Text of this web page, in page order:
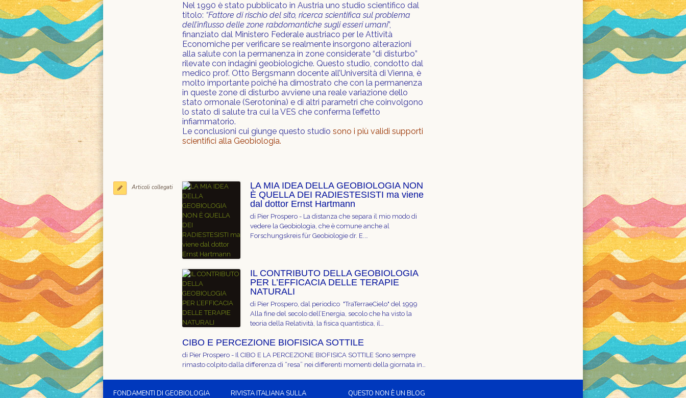
Nel 1990 è stato pubblicato in Austria uno studio scientifico dal
titolo: “Fattore di rischio del sito, ricerca scientifica sul problema
dell’influsso delle zone rabdomantiche sugli esseri umani”,
finanziato dal Ministero Federale austriaco per le Attività
Economiche per verificare se realmente insorgono alterazioni
alla salute con la permanenza in zone considerate “di disturbo”
rilevate con indagini geobiologiche. Questo studio, condotto dal
medico prof. Otto Bergsmann docente all’Università di Vienna, è
molto importante poiché ha dimostrato che con la permanenza
in queste zone di disturbo avviene una reale variazione dello
stato ormonale (Serotonina) e di altri parametri che coinvolgono
lo stato di salute tra cui la VES che conferma l’effetto
infiammatorio.
Le conclusioni cui giunge questo studio sono i più validi supporti
scientifici alla Geobiologia.
Articoli collegati
LA MIA IDEA DELLA GEOBIOLOGIA NON
È QUELLA DEI RADIESTESISTI ma viene
dal dottor Ernst Hartmann
di Pier Prospero - La distanza che separa il mio modo di
vedere la Geobiologia, che è comune anche al
Forschungskreis für Geobiologie dr. E.…
IL CONTRIBUTO DELLA GEOBIOLOGIA
PER L’EFFICACIA DELLE TERAPIE
NATURALI
di Pier Prospero, dal periodico "TraTerraeCielo" del 1999
Alla fine del secolo dell’Energia, secolo che ha visto la
teoria della Relatività, la fisica quantistica, il…
CIBO E PERCEZIONE BIOFISICA SOTTILE
di Pier Prospero - Il CIBO E LA PERCEZIONE BIOFISICA SOTTILE Sono sempre
rimasto colpito dalla differenza di “resa” nei differenti momenti della giornata in…
FONDAMENTI DI GEOBIOLOGIA
RIVISTA ITALIANA SULLA
QUESTO NON È UN BLOG